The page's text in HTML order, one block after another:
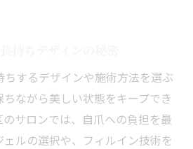
するデザインや施術方法を選ぶ
ながら美しい状態をキープでき
サロンでは、自爪への負担を最
ルの選択や、フィルイン技術を